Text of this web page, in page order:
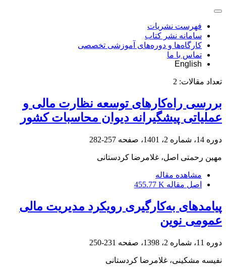
فهرست نشریات
سامانه نشر کتاب
کارگاه‌ها و دوره‌های آموزشی تخصصی
تماس با ما
English
تعداد مقالات: 2
بررسی راه‌کارهای توسعه نظارت مالی و
عملیاتی پیشگیرانه دیوان محاسبات کشور
دوره 14، شماره 2، 1401، صفحه 257-282
مهین رحمتی اصل، غلامرضا کردستانی
مشاهده مقاله
اصل مقاله 455.77 K
پیامدهای به‌کارگیری رویکرد مدیریت مالی
عمومی نوین
دوره 11، شماره 2، 1398، صفحه 231-250
نفیسه مشکینی، غلامرضا کردستانی